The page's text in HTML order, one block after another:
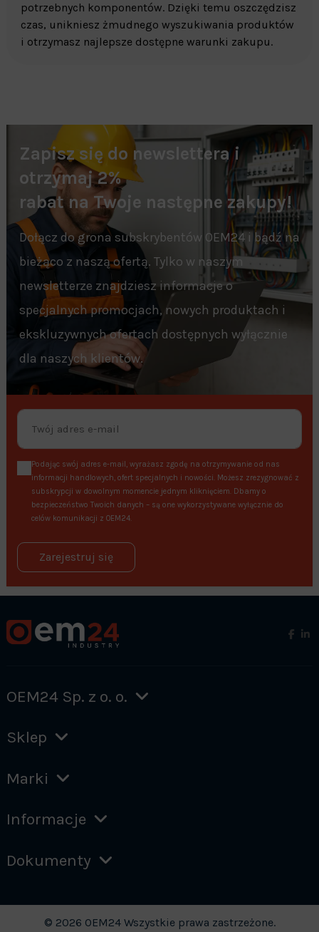
potrzebnych komponentów. Dzięki temu oszczędzisz
czas, unikniesz żmudnego wyszukiwania produktów
i otrzymasz najlepsze dostępne warunki zakupu.
Zapisz się do newslettera i
otrzymaj 2%
rabat na Twoje następne zakupy!
Dołącz do grona subskrybentów OEM24 i bądź na
bieżąco z naszą ofertą. Tylko w naszym
newsletterze znajdziesz informacje o
specjalnych promocjach, nowych produktach i
ekskluzywnych ofertach dostępnych wyłącznie
dla naszych klientów.
Podając swój adres e-mail, wyrażasz zgodę na otrzymywanie od nas
informacji handlowych, ofert specjalnych i nowości. Możesz zrezygnować z
subskrypcji w dowolnym momencie jednym kliknięciem. Dbamy o
bezpieczeństwo Twoich danych – są one wykorzystywane wyłącznie do
celów komunikacji z OEM24.
Zarejestruj się
OEM24 Sp. z o. o.
Sklep
Marki
Informacje
Dokumenty
© 2026 OEM24 Wszystkie prawa zastrzeżone.